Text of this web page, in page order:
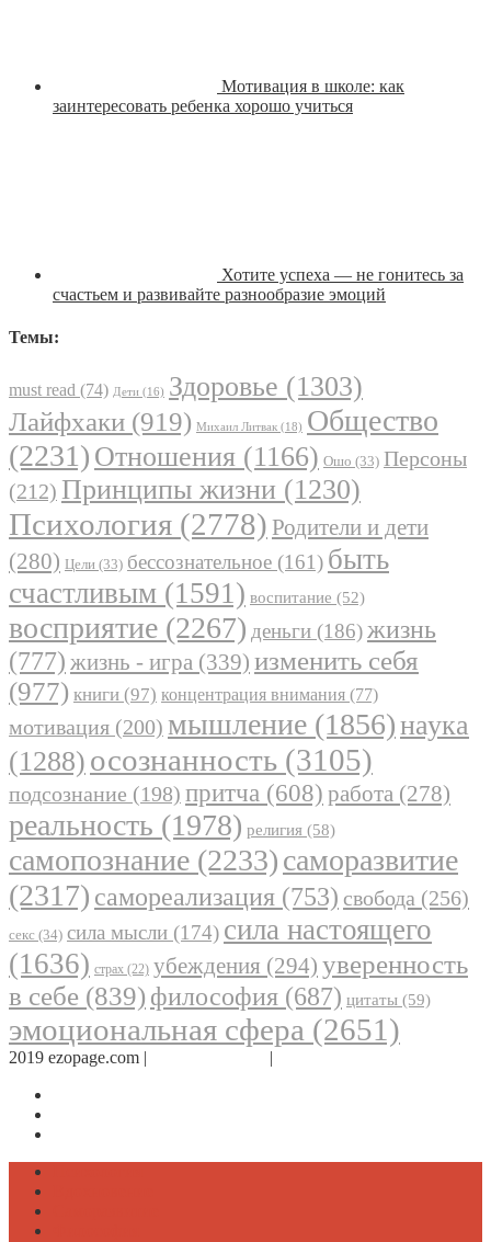
Мотивация в школе: как
заинтересовать ребенка хорошо учиться
Хотите успеха — не гонитесь за
счастьем и развивайте разнообразие эмоций
Темы:
must read (74) Дети (16) Здоровье (1303)
Лайфхаки (919) Михаил Литвак (18) Общество
(2231) Отношения (1166) Ошо (33) Персоны
(212) Принципы жизни (1230)
Психология (2778) Родители и дети
(280) Цели (33) бессознательное (161) быть
счастливым (1591) воспитание (52)
восприятие (2267) деньги (186)жизнь
(777) жизнь - игра (339) изменить себя
(977) книги (97) концентрация внимания (77)
мотивация (200) мышление (1856)наука
(1288) осознанность (3105)
подсознание (198) притча (608) работа (278)
реальность (1978) религия (58)
самопознание (2233)саморазвитие
(2317) самореализация (753) свобода (256)
секс (34) сила мысли (174) сила настоящего
(1636) страх (22) убеждения (294) уверенность
в себе (839) философия (687) цитаты (59)
эмоциональная сфера (2651)
2019 ezopage.com | |